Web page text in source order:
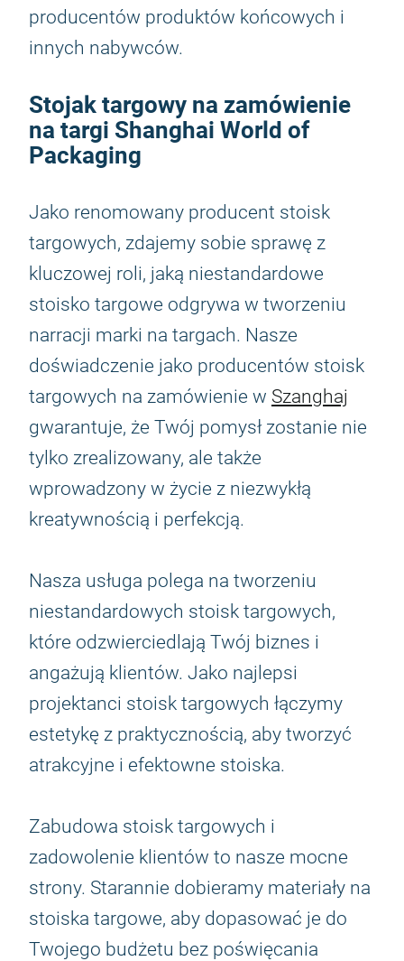
producentów produktów końcowych i
innych nabywców.
Stojak targowy na zamówienie
na targi Shanghai World of
Packaging
Jako renomowany producent stoisk
targowych, zdajemy sobie sprawę z
kluczowej roli, jaką niestandardowe
stoisko targowe odgrywa w tworzeniu
narracji marki na targach. Nasze
doświadczenie jako producentów stoisk
targowych na zamówienie w Szanghaj
gwarantuje, że Twój pomysł zostanie nie
tylko zrealizowany, ale także
wprowadzony w życie z niezwykłą
kreatywnością i perfekcją.
Nasza usługa polega na tworzeniu
niestandardowych stoisk targowych,
które odzwierciedlają Twój biznes i
angażują klientów. Jako najlepsi
projektanci stoisk targowych łączymy
estetykę z praktycznością, aby tworzyć
atrakcyjne i efektowne stoiska.
Zabudowa stoisk targowych i
zadowolenie klientów to nasze mocne
strony. Starannie dobieramy materiały na
stoiska targowe, aby dopasować je do
Twojego budżetu bez poświęcania